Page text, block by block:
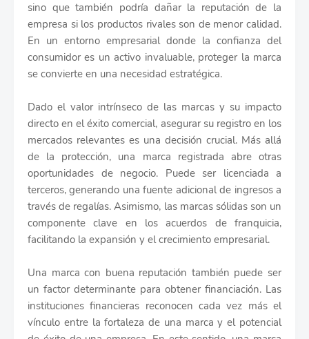
sino que también podría dañar la reputación de la
empresa si los productos rivales son de menor calidad.
En un entorno empresarial donde la confianza del
consumidor es un activo invaluable, proteger la marca
se convierte en una necesidad estratégica.
Dado el valor intrínseco de las marcas y su impacto
directo en el éxito comercial, asegurar su registro en los
mercados relevantes es una decisión crucial. Más allá
de la protección, una marca registrada abre otras
oportunidades de negocio. Puede ser licenciada a
terceros, generando una fuente adicional de ingresos a
través de regalías. Asimismo, las marcas sólidas son un
componente clave en los acuerdos de franquicia,
facilitando la expansión y el crecimiento empresarial.
Una marca con buena reputación también puede ser
un factor determinante para obtener financiación. Las
instituciones financieras reconocen cada vez más el
vínculo entre la fortaleza de una marca y el potencial